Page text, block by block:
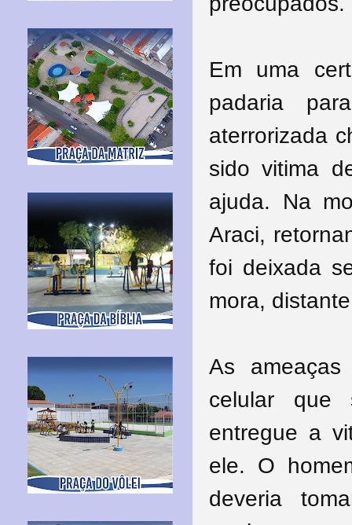
Em uma
padaria
aterrorizada
sido vitima
ajuda. Na
Araci,
foi deixada
mora,
As
celular que
entregue a
ele. O
deveria